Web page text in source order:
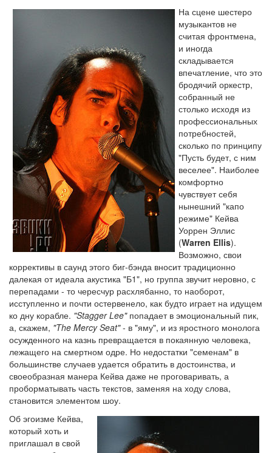
На сцене шестеро
музыкантов не
считая фронтмена,
и иногда
складывается
впечатление, что это
бродячий оркестр,
собранный не
столько исходя из
профессиональных
потребностей,
сколько по принципу
"Пусть будет, с ним
веселее". Наиболее
комфортно
чувствует себя
нынешний "капо
режиме" Кейва
Уоррен Эллис
(Warren Ellis).
Возможно, свои
коррективы в саунд этого биг-бэнда вносит традиционно
далекая от идеала акустика "Б1", но группа звучит неровно, с
перепадами - то чересчур расхлябанно, то наоборот,
исступленно и почти остервенело, как будто играет на идущем
ко дну корабле. "Stagger Lee"попадает в эмоциональный пик,
а, скажем, "The Mercy Seat"- в "яму", и из яростного монолога
осужденного на казнь превращается в покаянную человека,
лежащего на смертном одре. Но недостатки "семенам" в
большинстве случаев удается обратить в достоинства, и
своеобразная манера Кейва даже не проговаривать, а
проборматывать часть текстов, заменяя на ходу слова,
становится элементом шоу.
Об эгоизме Кейва,
который хоть и
приглашал в свой